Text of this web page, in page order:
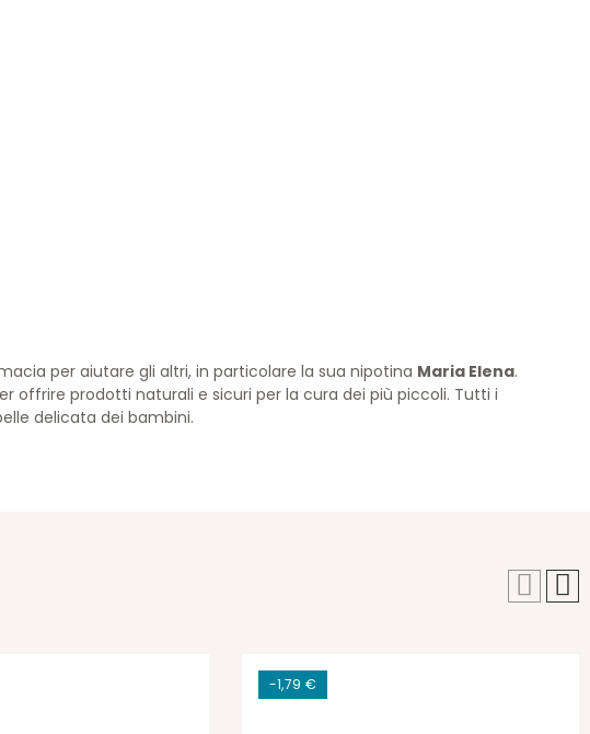
per aiutare gli altri, in particolare la sua nipotina Maria Elena.
offrire prodotti naturali e sicuri per la cura dei più piccoli. Tutti i
delicata dei bambini.
-1,79 €